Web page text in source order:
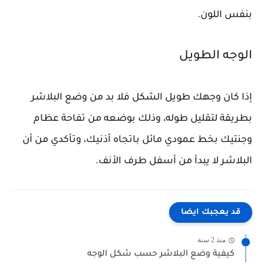
بنفس اللون.
الوجه الطويل
إذا كان وجهك طويل الشكل فلا بد من وضع البلاشر
بطريقة لتقليل طوله، وذلك بوضعه من تفاحة عظام
وجنتيك بخط عمودي مائل باتجاه أذنيك، وتأكدي من أن
البلاشر لا يبدأ من أسفل طرف الأنف.
قد يعجبك ايضا
منذ 2 سنة
كيفية وضع البلاشر حسب شكل الوجه